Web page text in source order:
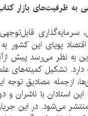
ظرفیت‌های بازار
سرمایه‌گذاری
پویای این کشور
به نظر می‌رسد پیش
دارد. تشکیل کمیته‌های
از‌جمله مصادیق
استادان با ناشران و
می‌شود. در این